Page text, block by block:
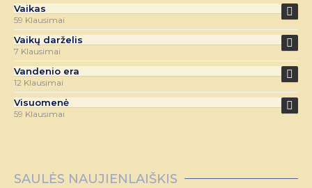
Vaikas
59 Klausimai
Vaikų darželis
7 Klausimai
Vandenio era
12 Klausimai
Visuomenė
59 Klausimai
SAULĖS NAUJIENLAIŠKIS